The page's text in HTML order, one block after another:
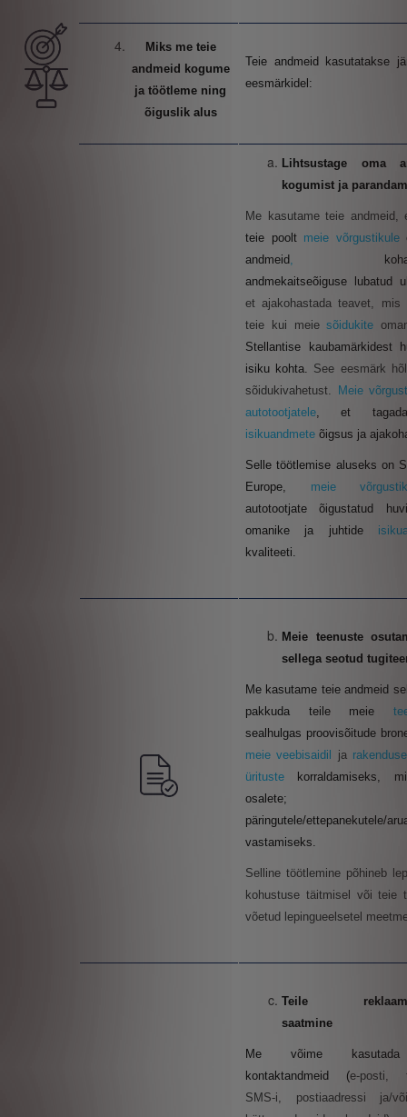
Miks me teie
andmeid kogume
ja töötleme ning
õiguslik alus
Teie andmeid kasutatakse
eesmärkidel:
Lihtsustage oma
kogumist ja
Me kasutame teie andmeid,
teie poolt meie võrgustikule
andmeid,
andmekaitseõiguse lubatud
et ajakohastada teavet, mis
teie kui meiesõidukite
Stellantise kaubamärkidest
isiku kohta. See eesmärk
sõidukivahetust.
Meie
autotootjatele, et
isikuandmete õigsus ja
Selle töötlemise aluseks on
Europe, meie
autotootjateõigustatud
omanike ja juhtide
kvaliteeti.
Meie teenuste
sellega seotud
Me kasutame teie andmeid
pakkuda teile meie
sealhulgas proovisõitude
meie veebisaidil ja
ürituste
korraldamiseks,
osalete;
päringutele/ettepanekutele/
vastamiseks.
Selline töötlemine põhineb
kohustuse täitmisel või teie
võetud lepingueelsetel
Teile
saatmine
Me võime
kontaktandmeid (e-posti,
SMS-i, postiaadressi ja/